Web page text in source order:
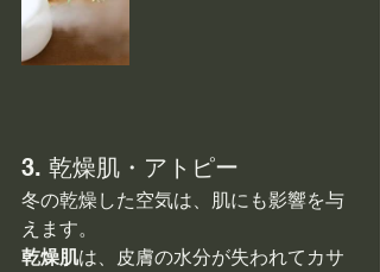
3. 乾燥肌・アトピー
冬の乾燥した空気は、肌にも影響を与
えます。
乾燥肌は、皮膚の水分が失われてカサ